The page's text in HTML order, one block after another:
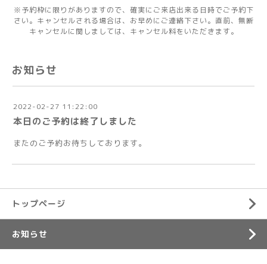
※予約枠に限りがありますので、確実にご来店出来る日時でご予約下
さい。キャンセルされる場合は、お早めにご連絡下さい。直前、無断
キャンセルに関しましては、キャンセル料をいただきます。
お知らせ
2022-02-27 11:22:00
本日のご予約は終了しました
またのご予約お待ちしております。
トップページ
お知らせ